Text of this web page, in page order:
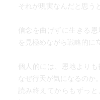
それが現実なんだと思う
信念を曲げずに生きる恩
を見極めながら戦略的に
個人的には、恩地よりも
なぜ行天が気になるのか。
読み終えてからもずっ